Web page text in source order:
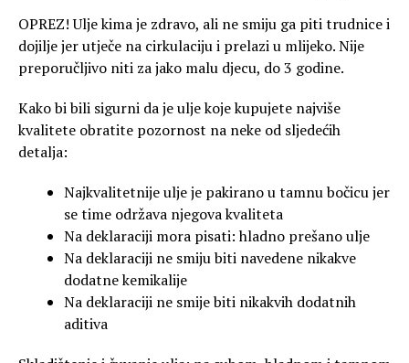
OPREZ! Ulje kima je zdravo, ali ne smiju ga piti trudnice i
dojilje jer utječe na cirkulaciju i prelazi u mlijeko. Nije
preporučljivo niti za jako malu djecu, do 3 godine.
Kako bi bili sigurni da je ulje koje kupujete najviše
kvalitete obratite pozornost na neke od sljedećih
detalja:
Najkvalitetnije ulje je pakirano u tamnu bočicu jer
se time održava njegova kvaliteta
Na deklaraciji mora pisati: hladno prešano ulje
Na deklaraciji ne smiju biti navedene nikakve
dodatne kemikalije
Na deklaraciji ne smije biti nikakvih dodatnih
aditiva